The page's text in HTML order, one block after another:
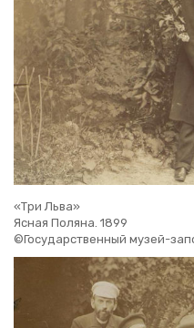
«Три Льва»
Ясная По­ля­на. 1899
©Го­су­дар­ствен­ный музей-